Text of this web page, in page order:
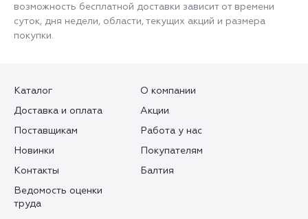
возможность бесплатной доставки зависит от времени
суток, дня недели, области, текущих акций и размера
покупки.
Каталог
О компании
Доставка и оплата
Акции
Поставщикам
Работа у нас
Новинки
Покупателям
Контакты
Балтия
Ведомость оценки
труда